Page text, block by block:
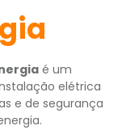
é um
elétrica
e de segurança